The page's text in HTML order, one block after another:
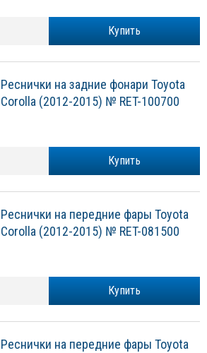
Купить
Реснички на задние фонари Toyota
Corolla (2012-2015) № RET-100700
Купить
Реснички на передние фары Toyota
Corolla (2012-2015) № RET-081500
Купить
Реснички на передние фары Toyota